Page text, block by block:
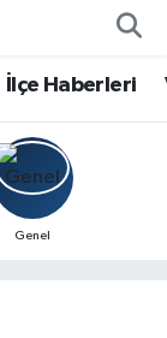
İlçe Haberleri
Genel